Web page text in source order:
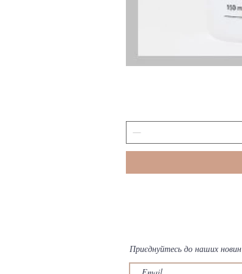
Приєднуйтесь до наших новин